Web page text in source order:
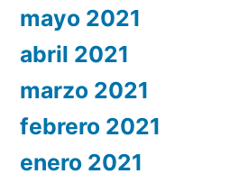
mayo 2021
abril 2021
marzo 2021
febrero 2021
enero 2021